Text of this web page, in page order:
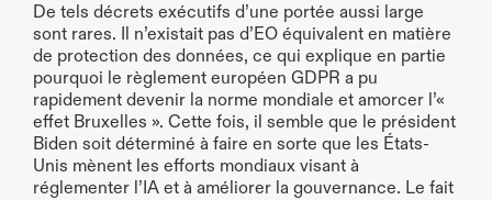
De tels décrets exécutifs d’une portée aussi large
sont rares. Il n’existait pas d’EO équivalent en matière
de protection des données, ce qui explique en partie
pourquoi le règlement européen GDPR a pu
rapidement devenir la norme mondiale et amorcer l’«
effet Bruxelles ». Cette fois, il semble que le président
Biden soit déterminé à faire en sorte que les États-
Unis mènent les efforts mondiaux visant à
réglementer l’IA et à améliorer la gouvernance. Le fait